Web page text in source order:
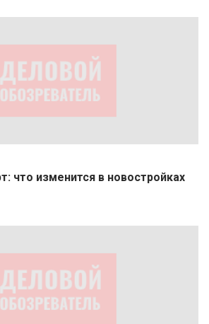
что изменится в новостройках